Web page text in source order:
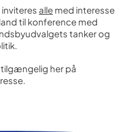
inviteres alle med interesse
til konference med
tanker og
her på